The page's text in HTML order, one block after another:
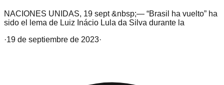
NACIONES UNIDAS, 19 sept &nbsp;— “Brasil ha vuelto” ha
sido el lema de Luiz Inácio Lula da Silva durante la
·19 de septiembre de 2023·